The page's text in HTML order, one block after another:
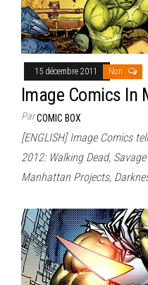
15 décembre 2011 Non
Image Comics In
ParCOMIC BOX
[ENGLISH] Image Comics
2012: Walking Dead,
Manhattan Projects,